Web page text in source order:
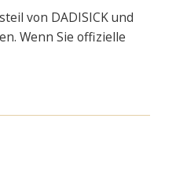
von DADISICK und
Wenn Sie offizielle